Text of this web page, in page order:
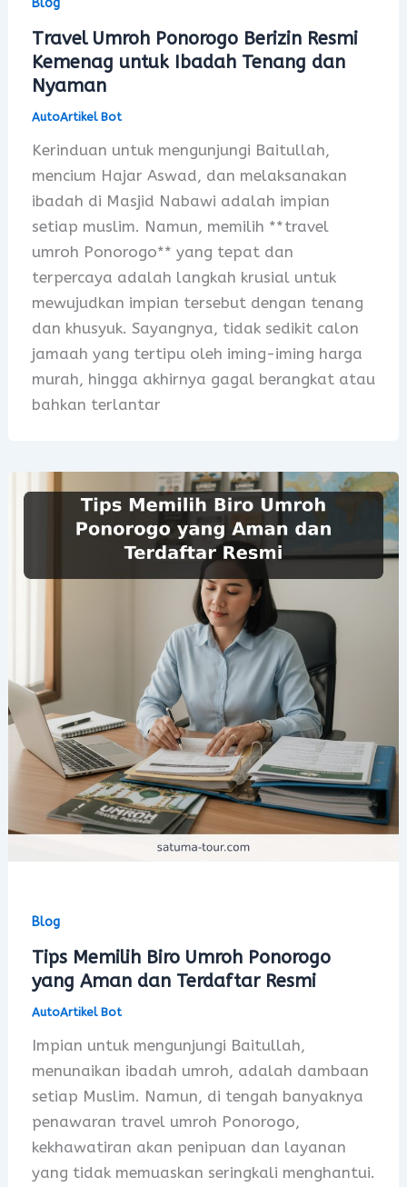
Blog
Travel Umroh Ponorogo Berizin Resmi
Kemenag untuk Ibadah Tenang dan
Nyaman
AutoArtikel Bot
Kerinduan untuk mengunjungi Baitullah,
mencium Hajar Aswad, dan melaksanakan
ibadah di Masjid Nabawi adalah impian
setiap muslim. Namun, memilih **travel
umroh Ponorogo** yang tepat dan
terpercaya adalah langkah krusial untuk
mewujudkan impian tersebut dengan tenang
dan khusyuk. Sayangnya, tidak sedikit calon
jamaah yang tertipu oleh iming-iming harga
murah, hingga akhirnya gagal berangkat atau
bahkan terlantar
Blog
Tips Memilih Biro Umroh Ponorogo
yang Aman dan Terdaftar Resmi
AutoArtikel Bot
Impian untuk mengunjungi Baitullah,
menunaikan ibadah umroh, adalah dambaan
setiap Muslim. Namun, di tengah banyaknya
penawaran travel umroh Ponorogo,
kekhawatiran akan penipuan dan layanan
yang tidak memuaskan seringkali menghantui.